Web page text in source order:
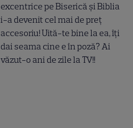
excentrice pe Biserică și Biblia
i-a devenit cel mai de preț
accesoriu! Uită-te bine la ea, îți
dai seama cine e în poză? Ai
văzut-o ani de zile la TV!!